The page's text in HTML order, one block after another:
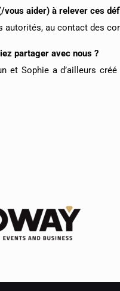
vous aider) à relever ces
autorités, au contact des
partager avec nous ?
et Sophie a d’ailleurs